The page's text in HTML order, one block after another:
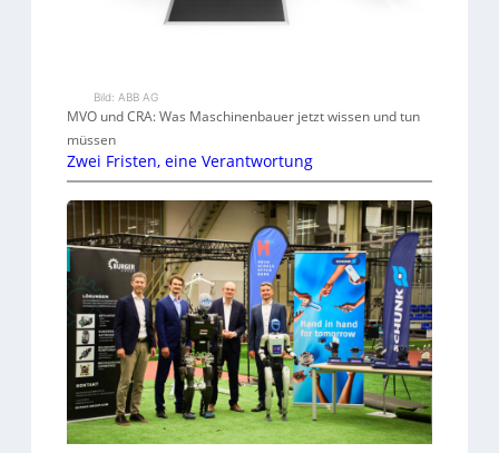
Bild: ABB AG
MVO und CRA: Was Maschinenbauer jetzt wissen und tun
müssen
Zwei Fristen, eine Verantwortung